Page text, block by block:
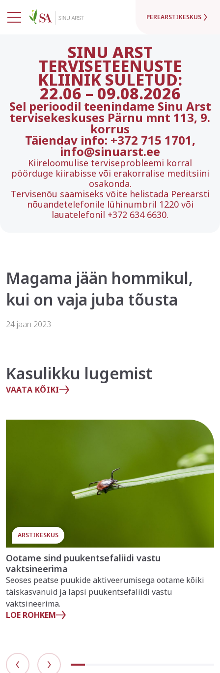
PEREARSTIKESKUS
SINU ARST
TERVISETEENUSTE
KLIINIK SULETUD:
22.06 – 09.08.2026
Sel perioodil teenindame Sinu Arst
tervisekeskuses Pärnu mnt 113, 9.
korrus
Täiendav info: +372 715 1701,
info@sinuarst.ee
Kiireloomulise terviseprobleemi korral
pöörduge kiirabisse või erakorralise meditsiini
osakonda.
Tervisenõu saamiseks võite helistada Perearsti
nõuandetelefonile lühinumbril 1220 või
lauatelefonil +372 634 6630.
Magama jään hommikul,
kui on vaja juba tõusta
24 jaan 2023
Kasulikku lugemist
VAATA KÕIKI
ARSTIKESKUS
Ootame sind puukentsefaliidi vastu
vaktsineerima
Seoses peatse puukide aktiveerumisega ootame kõiki
täiskasvanuid ja lapsi puukentsefaliidi vastu
vaktsineerima.
LOE ROHKEM